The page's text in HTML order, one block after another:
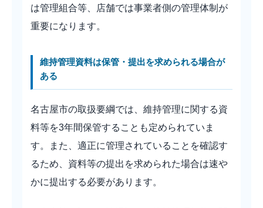
は管理組合等、店舗では事業者側の管理体制が
重要になります。
維持管理資料は保管・提出を求められる場合が
ある
名古屋市の取扱要綱では、維持管理に関する資
料等を3年間保管することも定められていま
す。また、適正に管理されていることを確認す
るため、資料等の提出を求められた場合は速や
かに提出する必要があります。